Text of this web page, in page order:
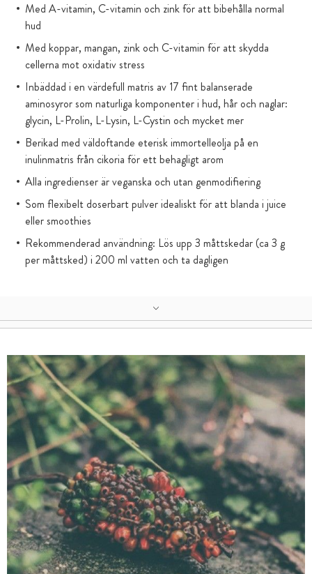
Med A-vitamin, C-vitamin och zink för att bibehålla normal
hud
Med koppar, mangan, zink och C-vitamin för att skydda
cellerna mot oxidativ stress
Inbäddad i en värdefull matris av 17 fint balanserade
aminosyror som naturliga komponenter i hud, hår och naglar:
glycin, L-Prolin, L-Lysin, L-Cystin och mycket mer
Berikad med väldoftande eterisk immortelleolja på en
inulinmatris från cikoria för ett behagligt arom
Alla ingredienser är veganska och utan genmodifiering
Som flexibelt doserbart pulver idealiskt för att blanda i juice
eller smoothies
Rekommenderad användning: Lös upp 3 måttskedar (ca 3 g
per måttsked) i 200 ml vatten och ta dagligen